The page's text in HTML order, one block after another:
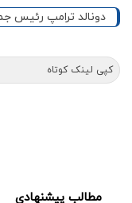
دونالد ترامپ رئیس
کپی لینک کوتاه
مطالب پیشنهادی